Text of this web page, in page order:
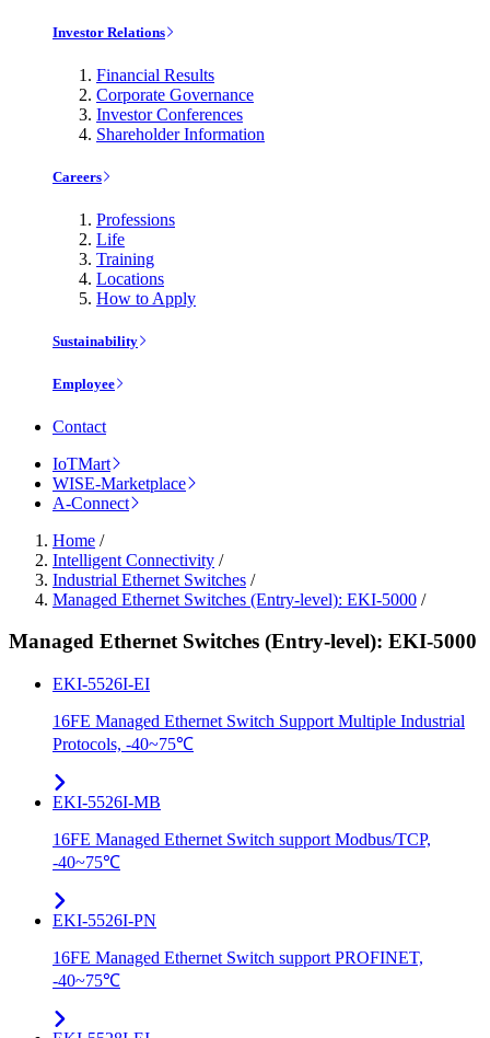
Investor Relations
Financial Results
Corporate Governance
Investor Conferences
Shareholder Information
Careers
Professions
Life
Training
Locations
How to Apply
Sustainability
Employee
Contact
IoTMart
WISE-Marketplace
A-Connect
Home /
Intelligent Connectivity /
Industrial Ethernet Switches /
Managed Ethernet Switches (Entry-level): EKI-5000 /
Managed Ethernet Switches (Entry-level): EKI-5000
EKI-5526I-EI
16FE Managed Ethernet Switch Support Multiple Industrial
Protocols, -40~75℃
EKI-5526I-MB
16FE Managed Ethernet Switch support Modbus/TCP,
-40~75℃
EKI-5526I-PN
16FE Managed Ethernet Switch support PROFINET,
-40~75℃